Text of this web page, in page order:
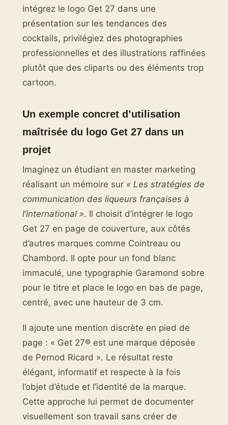
intégrez le logo Get 27 dans une
présentation sur les tendances des
cocktails, privilégiez des photographies
professionnelles et des illustrations raffinées
plutôt que des cliparts ou des éléments trop
cartoon.
Un exemple concret d’utilisation
maîtrisée du logo Get 27 dans un
projet
Imaginez un étudiant en master marketing
réalisant un mémoire sur « Les stratégies de
communication des liqueurs françaises à
l’international ». Il choisit d’intégrer le logo
Get 27 en page de couverture, aux côtés
d’autres marques comme Cointreau ou
Chambord. Il opte pour un fond blanc
immaculé, une typographie Garamond sobre
pour le titre et place le logo en bas de page,
centré, avec une hauteur de 3 cm.
Il ajoute une mention discrète en pied de
page : « Get 27® est une marque déposée
de Pernod Ricard ». Le résultat reste
élégant, informatif et respecte à la fois
l’objet d’étude et l’identité de la marque.
Cette approche lui permet de documenter
visuellement son travail sans créer de